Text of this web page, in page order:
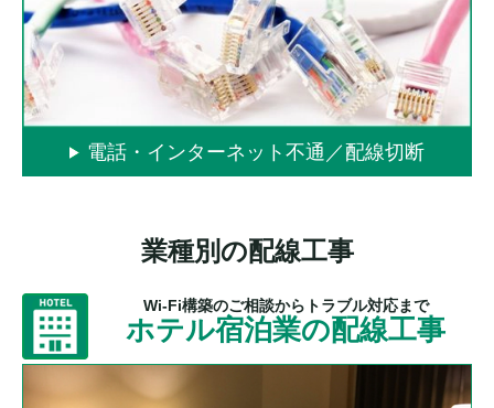
電話・インターネット不通／配線切断
業種別の配線工事
Wi-Fi構築のご相談からトラブル対応まで
ホテル宿泊業の配線工事